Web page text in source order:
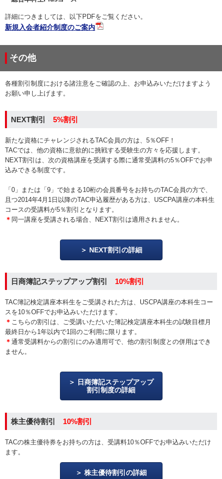
詳細につきましては、以下PDFをご覧ください。
新規入会者紹介制度のご案内
その他
各種割引制度における諸注意をご確認の上、お申込みいただけますよう
お願い申し上げます。
NEXT割引 5%割引
新たな資格にチャレンジされるTAC会員の方は、5％OFF！
TACでは、他の資格に意欲的に挑戦する受験生の方々を応援します。
NEXT割引は、次の資格講座を受講する際に通常受講料の5％OFFでお申
込みできる制度です。
「0」または「9」で始まる10桁の会員番号をお持ちのTAC会員の方で、
且つ2014年4月1日以降のTAC申込履歴がある方は、USCPA講座の本科生
コースの受講料が5％割引となります。
＊ 同一講座を受講される場合、NEXT割引は適用されません。
NEXT割引の詳細
日商簿記ステップアップ割引 10%割引
TAC簿記検定講座本科生をご受講された方は、USCPA講座の本科生コー
スを10％OFFでお申込みいただけます。
＊ こちらの割引は、ご受講いただいた簿記検定講座本科生の試験目標月
最終日から1年以内で1回のご利用に限ります。
＊ 通常受講料からの割引にのみ適用可で、他の割引制度との併用はでき
ません。
日商簿記ステップアップ
割引制度の詳細
株主優待割引 10%割引
TACの株主優待券をお持ちの方は、受講料10％OFFでお申込みいただけ
ます。
株主優待割引の詳細